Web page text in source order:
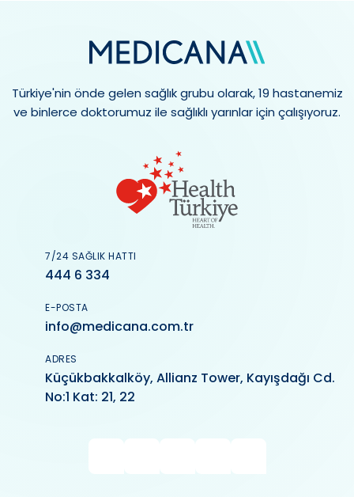
Türkiye'nin önde gelen sağlık grubu olarak, 19 hastanemiz
ve binlerce doktorumuz ile sağlıklı yarınlar için çalışıyoruz.
7/24 SAĞLIK HATTI
444 6 334
E-POSTA
info@medicana.com.tr
ADRES
Küçükbakkalköy, Allianz Tower, Kayışdağı Cd.
No:1 Kat: 21, 22